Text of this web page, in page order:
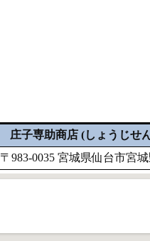
庄子専助商店 (しょうじせ
〒983-0035 宮城県仙台市宮